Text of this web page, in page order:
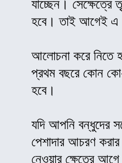
যাচ্ছেন। সেক্ষেত্রে
হবে। তাই আগেই এ
আলোচনা করে নিতে
প্রথম বছরে কোন
হবে।
যদি আপনি বন্ধুদের
পেশাদার আচরণ
নেওয়ার ক্ষেত্রে